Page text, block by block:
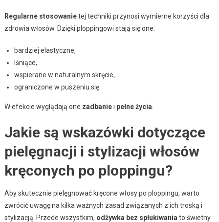
Regularne stosowanietej techniki przynosi wymierne korzyści dla
zdrowia włosów. Dzięki ploppingowi stają się one:
bardziej elastyczne,
lśniące,
wspierane w naturalnym skręcie,
ograniczone w puszeniu się.
W efekcie wyglądają one zadbaniei pełne życia
Jakie są wskazówki dotyczące
pielęgnacji i stylizacji włosów
kręconych po ploppingu?
Aby skutecznie pielęgnować kręcone włosy po ploppingu, warto
zwrócić uwagę na kilka ważnych zasad związanych z ich troską i
stylizacją. Przede wszystkim, odżywka bez spłukiwania to świetny